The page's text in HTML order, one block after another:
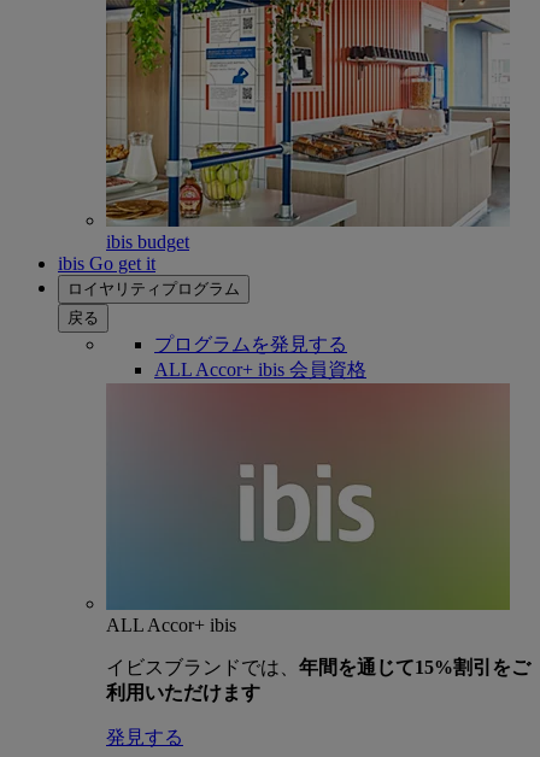
ibis budget
ibis Go get it
ロイヤリティプログラム
戻る
プログラムを発見する
ALL Accor+ ibis 会員資格
ALL Accor+ ibis
イビスブランドでは、 年間を通じて15%割引をご
利用いただけます
発見する